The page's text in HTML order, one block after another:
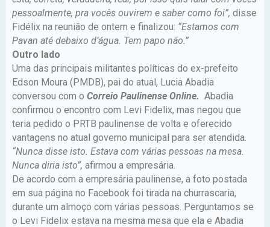
pessoalmente, pra vocês ouvirem e saber como foi”, disse
Fidélix na reunião de ontem e finalizou: “Estamos com
Pavan até debaixo d’água. Tem papo não.”
Outro lado
Uma das principais militantes políticas do ex-prefeito
Edson Moura (PMDB), pai do atual, Lucia Abadia
conversou com o Correio Paulinense Online. Abadia
confirmou o encontro com Levi Fidelix, mas negou que
teria pedido o PRTB paulinense de volta e oferecido
vantagens no atual governo municipal para ser atendida.
“Nunca disse isto. Estava com várias pessoas na mesa.
Nunca diria isto”, afirmou a empresária.
De acordo com a empresária paulinense, a foto postada
em sua página no Facebook foi tirada na churrascaria,
durante um almoço com várias pessoas. Perguntamos se
o Levi Fidelix estava na mesma mesa que ela e Abadia